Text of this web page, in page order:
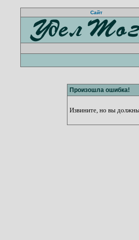
Сайт
Произошла ошибка!
Извините, но вы должны